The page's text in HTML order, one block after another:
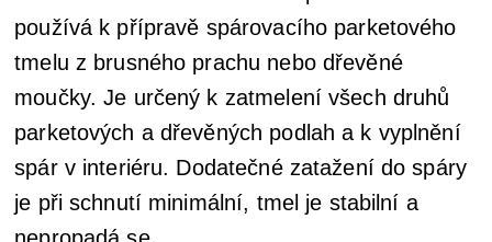
používá k přípravě spárovacího parketového
tmelu z brusného prachu nebo dřevěné
moučky. Je určený k zatmelení všech druhů
parketových a dřevěných podlah a k vyplnění
spár v interiéru. Dodatečné zatažení do spáry
je při schnutí minimální, tmel je stabilní a